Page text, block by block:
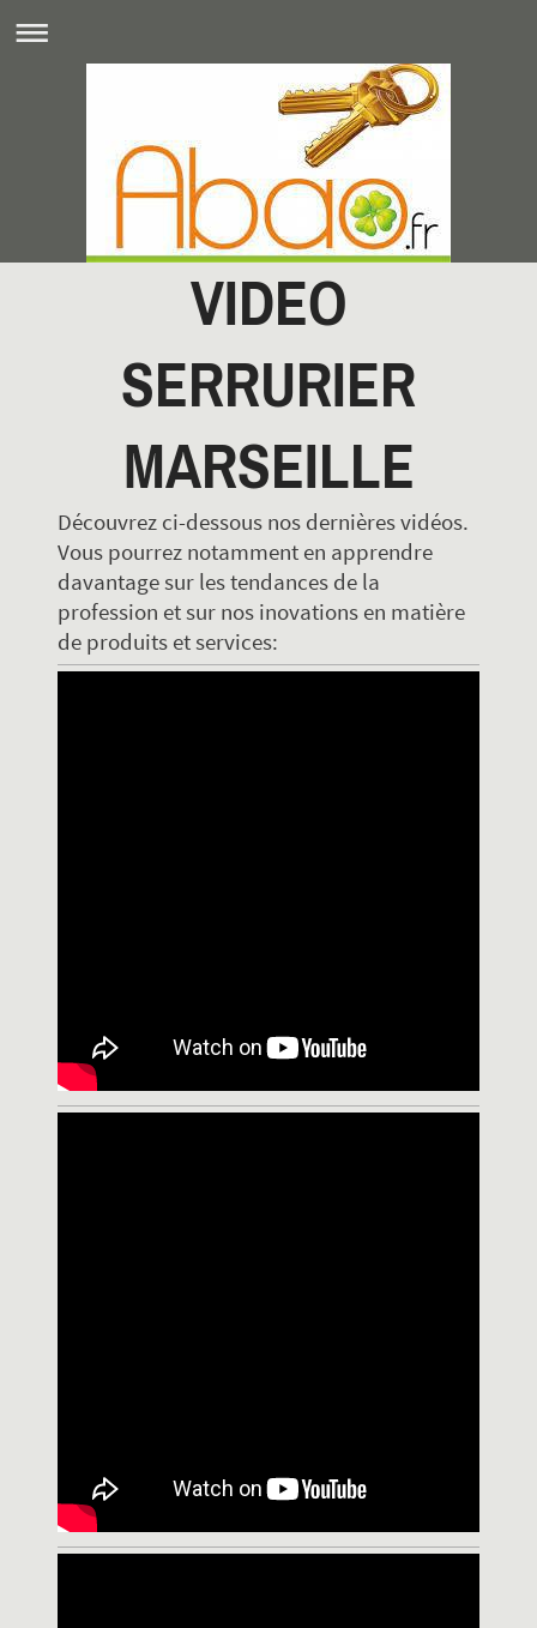
VIDEO
SERRURIER
MARSEILLE
Découvrez ci-dessous nos dernières vidéos.
Vous pourrez notamment en apprendre
davantage sur les tendances de la
profession et sur nos inovations en matière
de produits et services: